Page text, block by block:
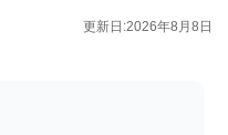
更新日:2026年8月8日